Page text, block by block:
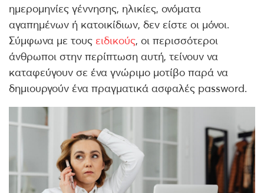
ημερομηνίες γέννησης, ηλικίες, ονόματα
αγαπημένων ή κατοικίδιων, δεν είστε οι μόνοι.
Σύμφωνα με τους ειδικούς, οι περισσότεροι
άνθρωποι στην περίπτωση αυτή, τείνουν να
καταφεύγουν σε ένα γνώριμο μοτίβο παρά να
δημιουργούν ένα πραγματικά ασφαλές password.